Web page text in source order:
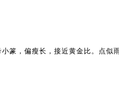
篆，偏瘦长，接近黄金比。点似